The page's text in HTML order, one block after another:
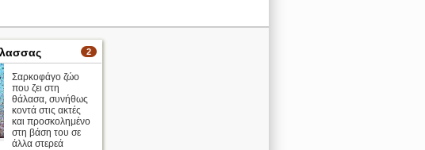
2
Σαρκοφάγο ζώο
που ζει στη
θάλασα, συνήθως
κοντά στις ακτές
και προσκολημένο
στη βάση του σε
άλλα στερεά